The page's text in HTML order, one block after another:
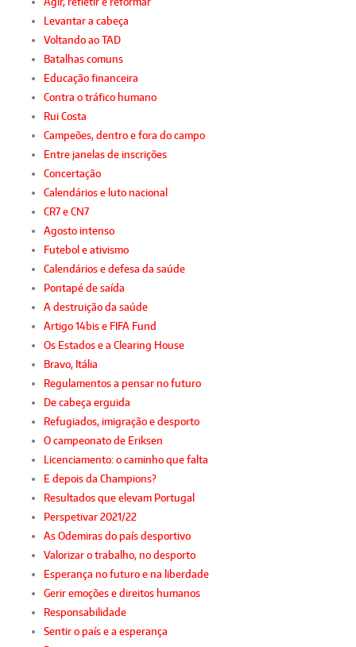
Levantar a cabeça
Voltando ao TAD
Batalhas comuns
Educação financeira
Contra o tráfico humano
Rui Costa
Campeões, dentro e fora do campo
Entre janelas de inscrições
Concertação
Calendários e luto nacional
CR7 e CN7
Agosto intenso
Futebol e ativismo
Calendários e defesa da saúde
Pontapé de saída
A destruição da saúde
Artigo 14bis e FIFA Fund
Os Estados e a Clearing House
Bravo, Itália
Regulamentos a pensar no futuro
De cabeça erguida
Refugiados, imigração e desporto
O campeonato de Eriksen
Licenciamento: o caminho que falta
E depois da Champions?
Resultados que elevam Portugal
Perspetivar 2021/22
As Odemiras do país desportivo
Valorizar o trabalho, no desporto
Esperança no futuro e na liberdade
Gerir emoções e direitos humanos
Responsabilidade
Sentir o país e a esperança